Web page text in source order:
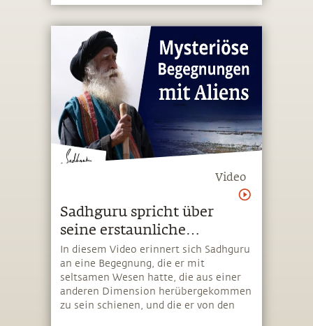
Video
Sadhguru spricht über
seine erstaunliche
Begegnung mit Aliens
In diesem Video erinnert sich Sadhguru
an eine Begegnung, die er mit
seltsamen Wesen hatte, die aus einer
anderen Dimension herübergekommen
zu sein schienen, und die er von den